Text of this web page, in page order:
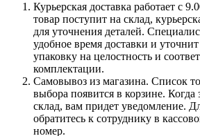
Курьерская доставка работает с
товар поступит на склад,
для уточнения деталей.
удобное время доставки и
упаковку на целостность и
комплектации.
Самовывоз из магазина. Список
выбора появится в корзине. Когда
склад, вам придет уведомление.
обратитесь к сотруднику в
номер.